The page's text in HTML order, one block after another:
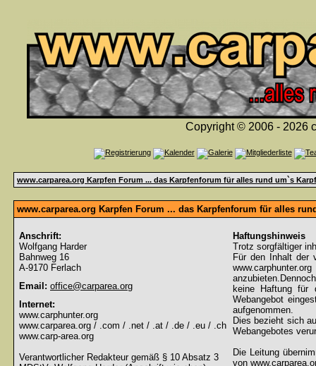
Copyright © 2006 - 2026
www.carparea.org Karpfen Forum ... das Karpfenforum für alles rund um`s
www.carparea.org Karpfen Forum ... das Karpfenforum für alles
Anschrift:
Wolfgang Harder
Bahnweg 16
A-9170 Ferlach
Email: office@carparea.org
Internet:
www.carphunter.org
www.carparea.org / .com / .net / .at / .de / .eu / .ch
www.carp-area.org
Verantwortlicher Redakteur gemäß § 10 Absatz 3
Haftungshinweis
Trotz sorgfältiger
Für den Inhalt der
keine Haftung für
Webangebot
aufgenommen.
Dies bezieht sich
Webangebotes
Die Leitung
von